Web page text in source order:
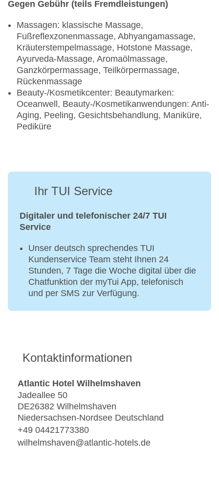
Gegen Gebühr (teils Fremdleistungen)
Massagen: klassische Massage,
Fußreflexzonenmassage, Abhyangamassage,
Kräuterstempelmassage, Hotstone Massage,
Ayurveda-Massage, Aromaölmassage,
Ganzkörpermassage, Teilkörpermassage,
Rückenmassage
Beauty-/Kosmetikcenter: Beautymarken:
Oceanwell, Beauty-/Kosmetikanwendungen: Anti-
Aging, Peeling, Gesichtsbehandlung, Maniküre,
Pediküre
Ihr TUI Service
Digitaler und telefonischer 24/7 TUI
Service
Unser deutsch sprechendes TUI
Kundenservice Team steht Ihnen 24
Stunden, 7 Tage die Woche digital über die
Chatfunktion der myTui App, telefonisch
und per SMS zur Verfügung.
Kontaktinformationen
Atlantic Hotel Wilhelmshaven
Jadeallee 50
DE26382 Wilhelmshaven
Niedersachsen-Nordsee Deutschland
+49 04421773380
wilhelmshaven@atlantic-hotels.de